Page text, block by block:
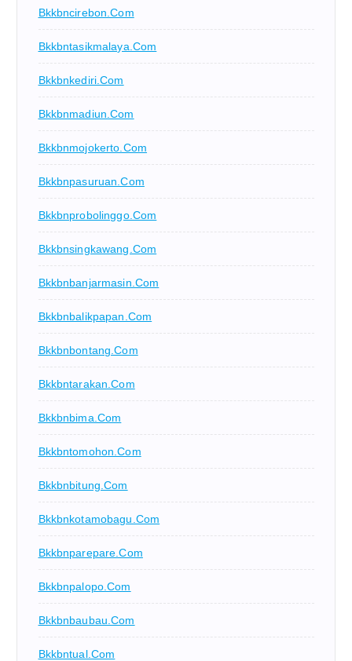
Bkkbncirebon.com
Bkkbntasikmalaya.com
Bkkbnkediri.com
Bkkbnmadiun.com
Bkkbnmojokerto.com
Bkkbnpasuruan.com
Bkkbnprobolinggo.com
Bkkbnsingkawang.com
Bkkbnbanjarmasin.com
Bkkbnbalikpapan.com
Bkkbnbontang.com
Bkkbntarakan.com
Bkkbnbima.com
Bkkbntomohon.com
Bkkbnbitung.com
Bkkbnkotamobagu.com
Bkkbnparepare.com
Bkkbnpalopo.com
Bkkbnbaubau.com
Bkkbntual.com